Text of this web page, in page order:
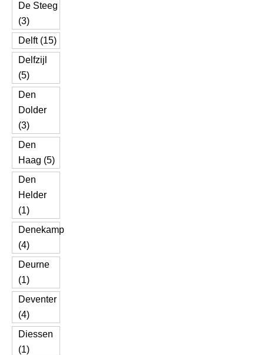
De Steeg
(3)
Delft (15)
Delfzijl
(5)
Den
Dolder
(3)
Den
Haag (5)
Den
Helder
(1)
Denekamp
(4)
Deurne
(1)
Deventer
(4)
Diessen
(1)